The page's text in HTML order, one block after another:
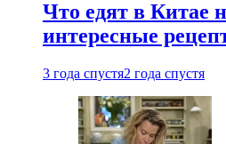
Что едят в Китае
интересные
3 года спустя2 года спустя